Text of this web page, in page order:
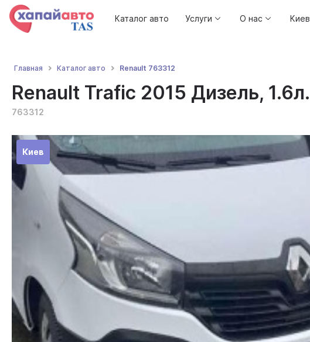
Каталог авто Услуги О нас Киев
Главная Каталог авто Renault 763312
Renault Trafic 2015 Дизель, 1.6л.
763312
Киев